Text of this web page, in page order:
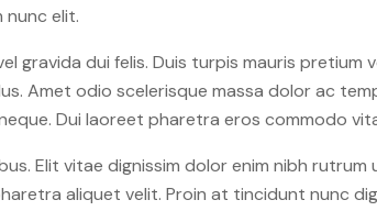
nunc elit.
gravida dui felis. Duis turpis mauris pretium
Amet odio scelerisque massa dolor ac
Dui laoreet pharetra eros commodo
Elit vitae dignissim dolor enim nibh
aliquet velit. Proin at tincidunt nunc